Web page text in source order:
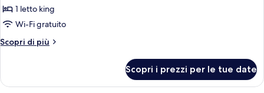
1 letto king
Wi-Fi gratuito
Scopri di più
Altri
Scopri i prezzi per le tue date